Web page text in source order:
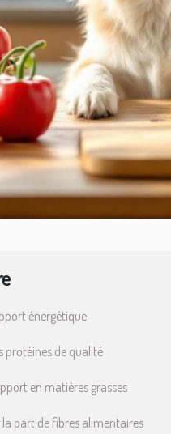
énergétique
protéines de qualité
en matières grasses
part de fibres alimentaires